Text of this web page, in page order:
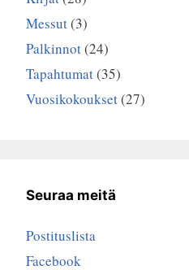
Messut(3)
Palkinnot(24)
Tapahtumat(35)
Vuosikokoukset(27)
Seuraa meitä
Postituslista
Facebook